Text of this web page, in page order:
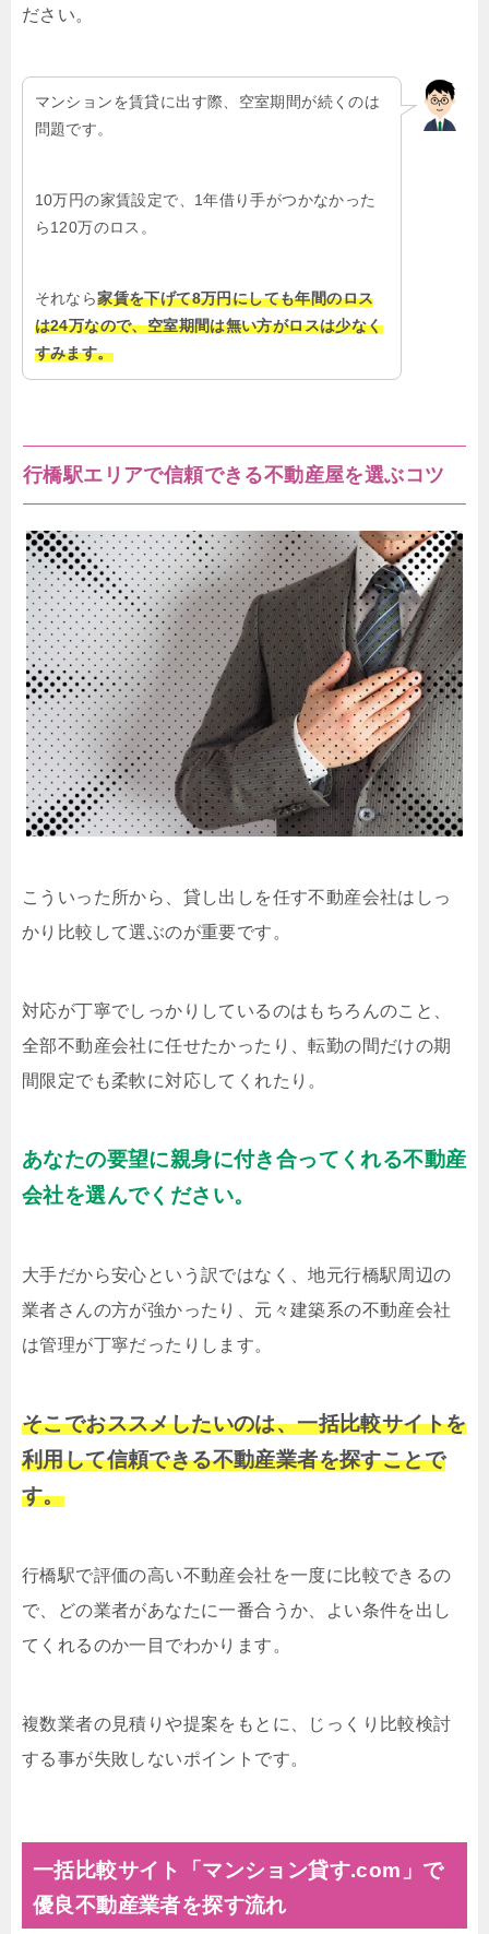
ださい。
マンションを賃貸に出す際、空室期間が続くのは
問題です。
10万円の家賃設定で、1年借り手がつかなかった
ら120万のロス。
それなら家賃を下げて8万円にしても年間のロス
は24万なので、空室期間は無い方がロスは少なく
すみます。
行橋駅エリアで信頼できる不動産屋を選ぶコツ
こういった所から、貸し出しを任す不動産会社はしっ
かり比較して選ぶのが重要です。
対応が丁寧でしっかりしているのはもちろんのこと、
全部不動産会社に任せたかったり、転勤の間だけの期
間限定でも柔軟に対応してくれたり。
あなたの要望に親身に付き合ってくれる不動産
会社を選んでください。
大手だから安心という訳ではなく、地元行橋駅周辺の
業者さんの方が強かったり、元々建築系の不動産会社
は管理が丁寧だったりします。
そこでおススメしたいのは、一括比較サイトを
利用して信頼できる不動産業者を探すことで
す。
行橋駅で評価の高い不動産会社を一度に比較できるの
で、どの業者があなたに一番合うか、よい条件を出し
てくれるのか一目でわかります。
複数業者の見積りや提案をもとに、じっくり比較検討
する事が失敗しないポイントです。
一括比較サイト「マンション貸す.com」で
優良不動産業者を探す流れ